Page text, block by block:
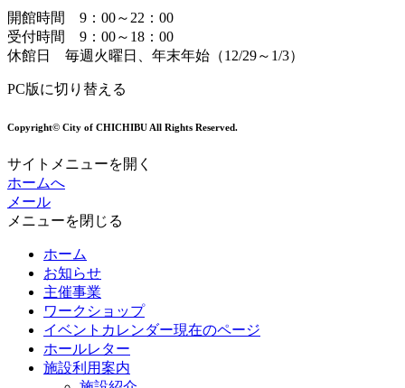
開館時間 9：00～22：00
受付時間 9：00～18：00
休館日 毎週火曜日、年末年始（12/29～1/3）
PC版に切り替える
Copyright© City of CHICHIBU All Rights Reserved.
サイトメニューを開く
ホームへ
メール
メニューを閉じる
ホーム
お知らせ
主催事業
ワークショップ
イベントカレンダー現在のページ
ホールレター
施設利用案内